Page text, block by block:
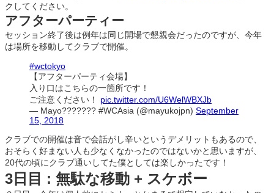
クしてください。
アフターパーティー
セッション終了後は例年は同じ開場で懇親会だったのですが、今年
は場所を移動してクラブで開催。
#wctokyo
【アフターパーティ会場】
入り口はこちらの一箇所です！
ご注意ください！ pic.twitter.com/U6WelWBXJb
— Mayo??????? #WCAsia (@mayukojpn) September
15, 2018
クラブでの開催は音で会話がし辛いというデメリットもあるので、
おそらく好まない人も少なくなかったのではないかと思いますが、
20代の頃にクラブ通いしてた僕としては楽しかったです！
3日目 : 無駄な移動 + スケボー